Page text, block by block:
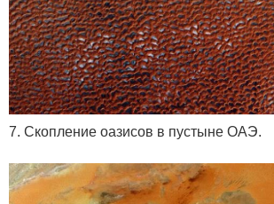
7. Скопление оазисов в пустыне ОАЭ.